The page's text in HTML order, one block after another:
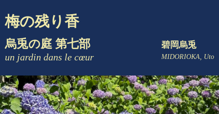
梅の残り香
烏兎の庭 第七部
un jardin dans le cœur
碧岡烏兎
MIDORIOKA, Uto